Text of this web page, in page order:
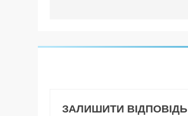
ЗАЛИШИТИ ВІДПОВІДЬ